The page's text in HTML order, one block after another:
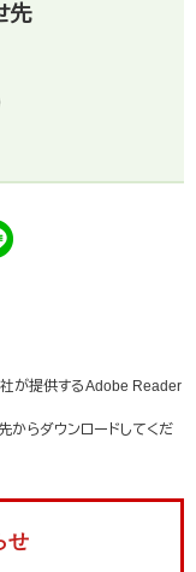
先
が提供するAdobe Reader
からダウンロードしてくだ
せ